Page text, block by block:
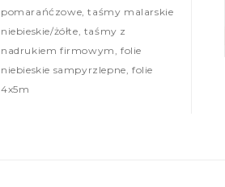
pomarańćzowe, taśmy malarskie
niebieskie/żółte, taśmy z
nadrukiem firmowym, folie
niebieskie sampyrzlepne, folie
4x5m